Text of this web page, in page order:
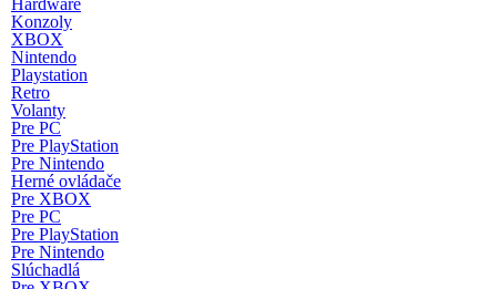
Hardware
Konzoly
XBOX
Nintendo
Playstation
Retro
Volanty
Pre PC
Pre PlayStation
Pre Nintendo
Herné ovládače
Pre XBOX
Pre PC
Pre PlayStation
Pre Nintendo
Slúchadlá